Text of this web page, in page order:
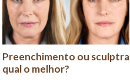
Preenchimento ou sculptra
qual o melhor?